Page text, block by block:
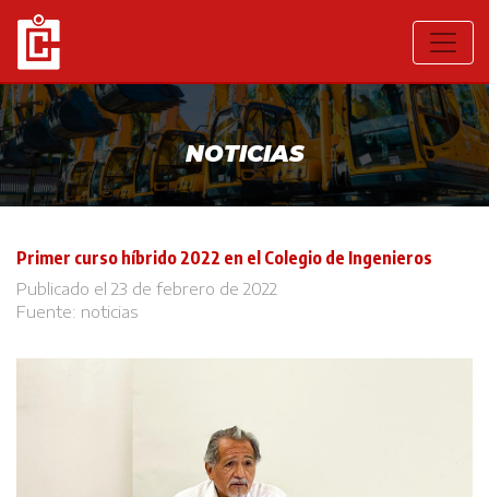
NOTICIAS
Primer curso híbrido 2022 en el Colegio de Ingenieros
Publicado el 23 de febrero de 2022
Fuente: noticias